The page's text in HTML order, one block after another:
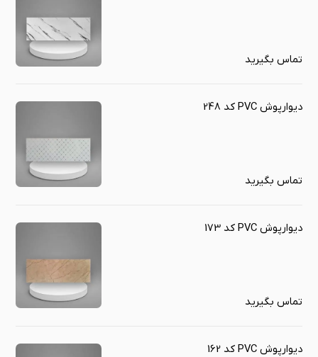
تماس بگیرید
دیوارپوش PVC کد 248
تماس بگیرید
دیوارپوش PVC کد 173
تماس بگیرید
دیوارپوش PVC کد 162